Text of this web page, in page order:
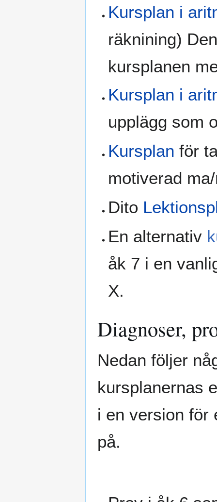
Kursplan i
räknining)
kursplanen
Kursplan i
upplägg som
Kursplan för
motiverad
Dito
En alternativ
åk 7 i en
X.
Diagnoser,
Nedan följer
kursplanernas
i en version för
på.